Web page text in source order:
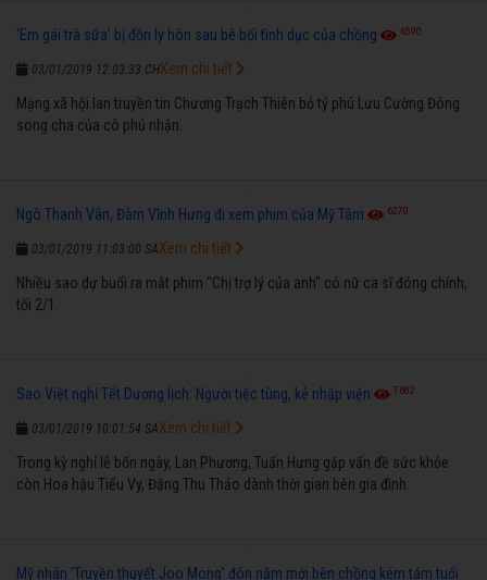
'Em gái trà sữa' bị đồn ly hôn sau bê bối tình dục của chồng 6590
03/01/2019 12:03:33 CH
Mạng xã hội lan truyền tin Chương Trạch Thiên bỏ tỷ phú Lưu Cường Đông
song cha của cô phủ nhận.
Xem chi tiết
Ngô Thanh Vân, Đàm Vĩnh Hưng đi xem phim của Mỹ Tâm 6270
03/01/2019 11:03:00 SA
Nhiều sao dự buổi ra mắt phim "Chị trợ lý của anh" có nữ ca sĩ đóng chính,
tối 2/1.
Xem chi tiết
Sao Việt nghỉ Tết Dương lịch: Người tiệc tùng, kẻ nhập viện 7682
03/01/2019 10:01:54 SA
Trong kỳ nghỉ lễ bốn ngày, Lan Phương, Tuấn Hưng gặp vấn đề sức khỏe
còn Hoa hậu Tiểu Vy, Đặng Thu Thảo dành thời gian bên gia đình.
Xem chi tiết
Mỹ nhân 'Truyền thuyết Joo Mong' đón năm mới bên chồng kém tám tuổi